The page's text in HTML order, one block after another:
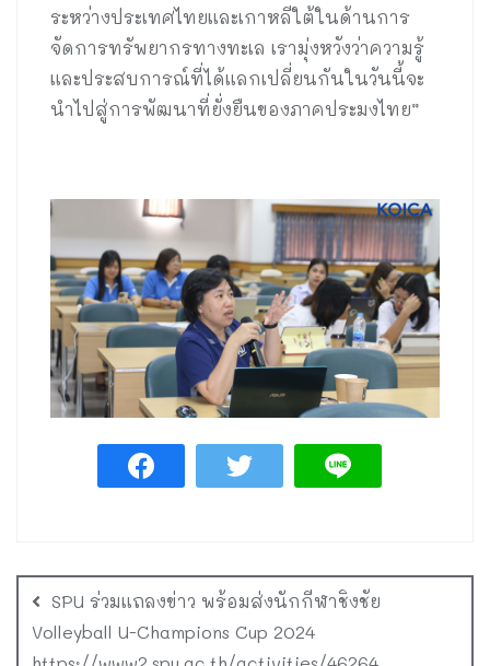
ระหว่างประเทศไทยและเกาหลีใต้ในด้านการ
จัดการทรัพยากรทางทะเล เรามุ่งหวังว่าความรู้
และประสบการณ์ที่ได้แลกเปลี่ยนกันในวันนี้จะ
นำไปสู่การพัฒนาที่ยั่งยืนของภาคประมงไทย”
SPU ร่วมแถลงข่าว พร้อมส่งนักกีฬาชิงชัย
Volleyball U-Champions Cup 2024